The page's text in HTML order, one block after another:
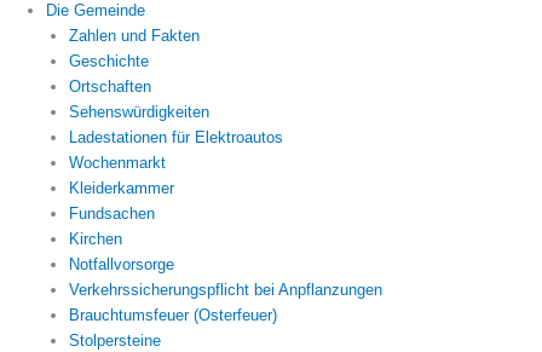
Die Gemeinde
Zahlen und Fakten
Geschichte
Ortschaften
Sehenswürdigkeiten
Ladestationen für Elektroautos
Wochenmarkt
Kleiderkammer
Fundsachen
Kirchen
Notfallvorsorge
Verkehrssicherungspflicht bei Anpflanzungen
Brauchtumsfeuer (Osterfeuer)
Stolpersteine